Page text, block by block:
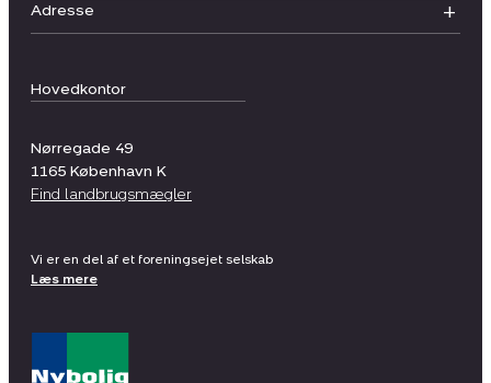
Hovedkontor
Nørregade 49
1165 København K
Find landbrugsmægler
Adresse
Vi er en del af et foreningsejet selskab
Læs mere